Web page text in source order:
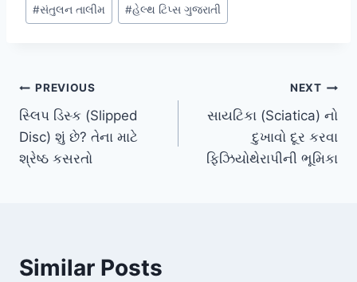
#સંતુલન તાલીમ #હેલ્થ ટિપ્સ ગુજરાતી
Post
navigation
PREVIOUS
સ્લિપ ડિસ્ક (Slipped
Disc) શું છે? તેના માટે
શ્રેષ્ઠ કસરતો
NEXT
સાયટિકા (Sciatica) નો
દુખાવો દૂર કરવા
ફિઝિયોથેરાપીની ભૂમિકા
Similar Posts